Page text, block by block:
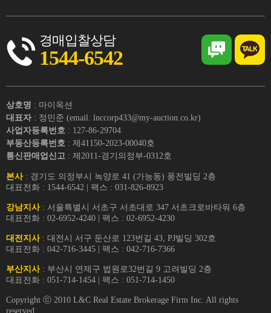
경매입찰상담
1544-6542
상호명 : 마이옥션
대표자 : 정민준 (email. lnccorp433@my-auction.co.kr)
사업자등록번호 : 127-86-29704
부동산등록번호 : 제41150-2023-00040호
통신판매업신고 : 제2011-경기의정부-0312호
본사: 경기도 의정부시 녹양로 41 (가능동) 풍전빌딩 2층
대표전화 : 1544-6542 | 팩스 : 031-826-8923
강남지사: 서울특별시 서초구 서초대로 347 서초크로바타워 6층
대표전화 : 02-6952-4240 | 팩스 : 02-6952-4230
대전지사: 대전시 서구 둔산로 123번길 43, PJ빌딩 302호
대표전화 : 042-716-3445 | 팩스 : 042-716-7366
부산지사: 부산시 연제구 법원로32번길 9 고려빌딩 2층
대표전화 : 051-714-1454 | 팩스 : 051-714-1450
Copyright ⓒ 2010 L&C Real Estate Brokerage Firm Inc. All rights
reserved.